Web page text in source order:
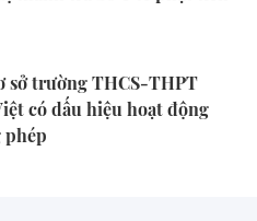
sở trường THCS-THPT
có dấu hiệu hoạt động
phép